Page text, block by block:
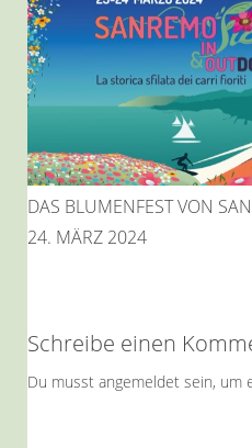
DAS BLUMENFEST VON
24. MÄRZ 2024
Schreibe einen
Du musst angemeldet sein, um